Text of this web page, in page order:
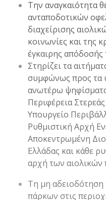
Την αναγκαιότητα
ανταποδοτικών
διαχείρισης
κοινωνίες και της
έγκαιρης απόδοσής
Στηρίζει τα
συμφώνως προς τα
ανωτέρω
Περιφέρεια
Υπουργείο
Ρυθμιστική Αρχή
Αποκεντρωμένη
Ελλάδας και κάθε
αρχή των αιολικών
Τη μη αδειοδότηση
πάρκων στις